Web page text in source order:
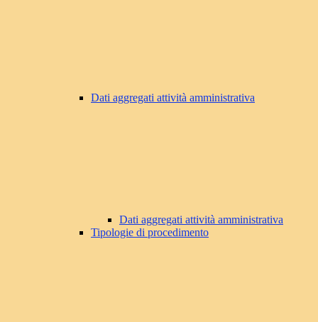
Dati aggregati attività amministrativa
Dati aggregati attività amministrativa
Tipologie di procedimento